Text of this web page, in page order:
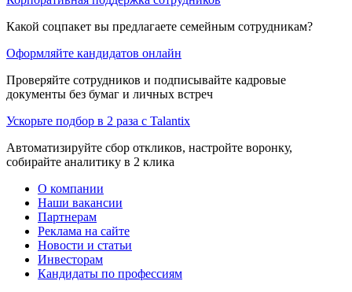
Какой соцпакет вы предлагаете семейным сотрудникам?
Оформляйте кандидатов онлайн
Проверяйте сотрудников и подписывайте кадровые
документы без бумаг и личных встреч
Ускорьте подбор в 2 раза с Talantix
Автоматизируйте сбор откликов, настройте воронку,
собирайте аналитику в 2 клика
О компании
Наши вакансии
Партнерам
Реклама на сайте
Новости и статьи
Инвесторам
Кандидаты по профессиям